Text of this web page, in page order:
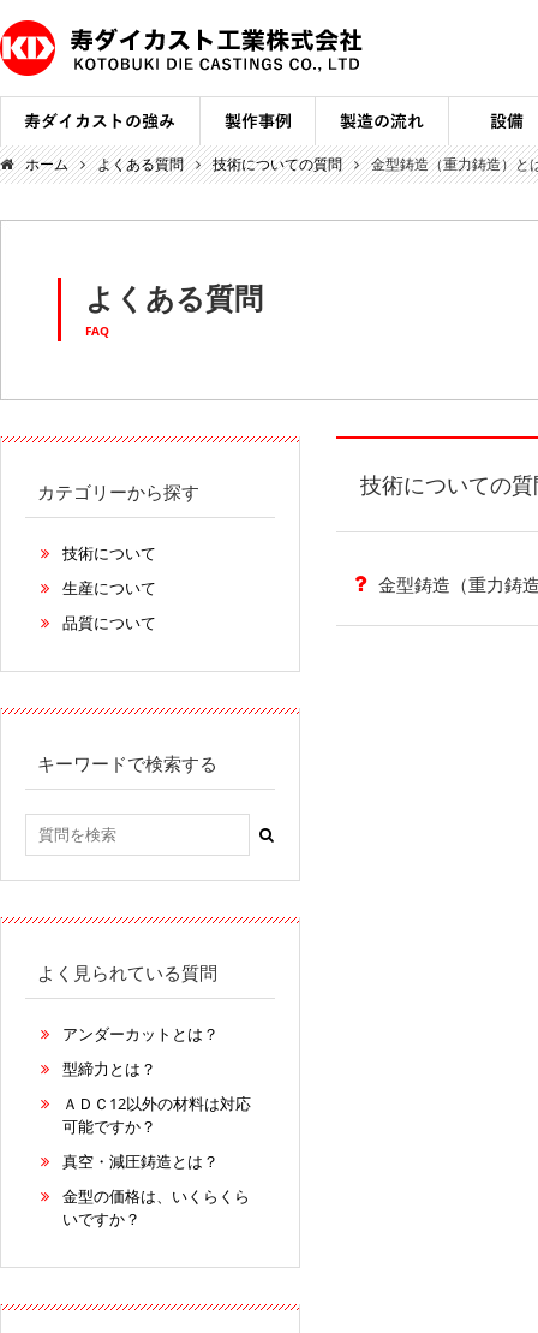
ホーム よくある質問 技術についての質問 金型鋳造（重力鋳造）と
よくある質問
FAQ
技術についての
金型鋳造（重力鋳
カテゴリーから探す
技術について
生産について
品質について
キーワードで検索する
よく見られている質問
アンダーカットとは？
型締力とは？
ＡＤＣ12以外の材料は対応
可能ですか？
真空・減圧鋳造とは？
金型の価格は、いくらくら
いですか？